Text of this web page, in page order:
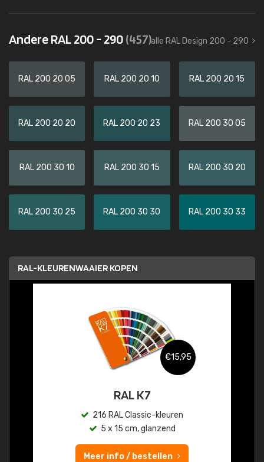
Andere RAL 200 - 290(457)alle RAL Design 200 - 290
RAL 200 20 05 RAL 200 20 10 RAL 200 20 15
RAL 200 20 20 RAL 200 20 23 RAL 200 30 05
RAL 200 30 10 RAL 200 30 15 RAL 200 30 20
RAL 200 30 25 RAL 200 30 30 RAL 200 30 33
RAL-KLEURENWAAIER KOPEN
€15,95
RAL K7
216 RAL Classic-kleuren
5 x 15 cm, glanzend
Meer info / bestellen